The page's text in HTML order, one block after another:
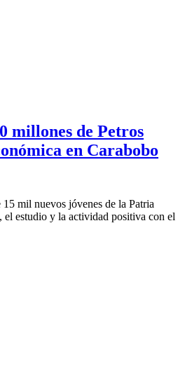
millones de Petros
en Carabobo
mil nuevos jóvenes de la Patria
el estudio y la actividad positiva con el